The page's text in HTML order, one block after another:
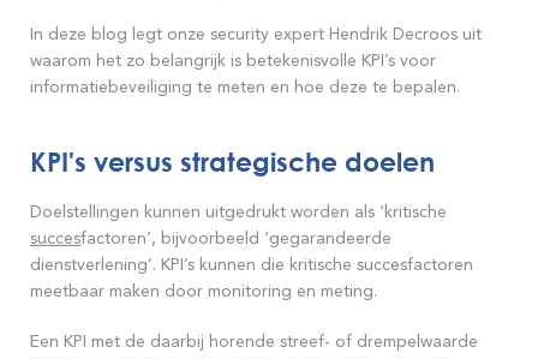
In deze blog legt onze security expert Hendrik Decroos uit
waarom het zo belangrijk is betekenisvolle KPI’s voor
informatiebeveiliging te meten en hoe deze te bepalen.
KPI's versus strategische doelen
Doelstellingen kunnen uitgedrukt worden als ‘kritische
succesfactoren’, bijvoorbeeld ‘gegarandeerde
dienstverlening’. KPI’s kunnen die kritische succesfactoren
meetbaar maken door monitoring en meting.
Een KPI met de daarbij horende streef- of drempelwaarde